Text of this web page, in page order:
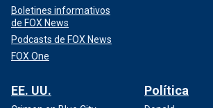
Boletines informativos
de FOX News
Podcasts de FOX News
FOX One
EE. UU. Política